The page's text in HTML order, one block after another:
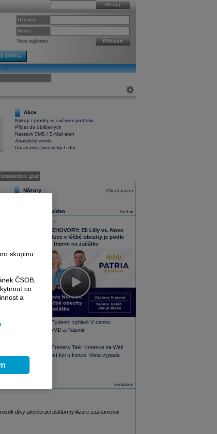
Hledej
Uživatel:
Heslo:
Nová registrace Přihlásit
PATRIA
Akce
Nákup / prodej ve cvičném portfoliu
Přidat do oblíbených
Nastavit SMS / E-Mail alert
Analytický servis
Databanka historických dat
Interaktivní graf
Přidat názor
Názory
Archiv
Nejnovější video
05.08.2026 16:05
PODCAST ROZHOVORY: Eli Lilly vs. Novo
Nordisk. Revoluce v léčbě obezity je podle
MUDr. Kunové teprve na začátku
PODCAST Týdenní výhled: V centru
pozornosti AMD a Palantir
PODCAST Traders Talk: Korekce na Wall
Street nemusí být u konce. Meta vypadá
Emailem
díky akceleraci platformy Azure zaznamenal
skupinu
ČSOB,
co
a